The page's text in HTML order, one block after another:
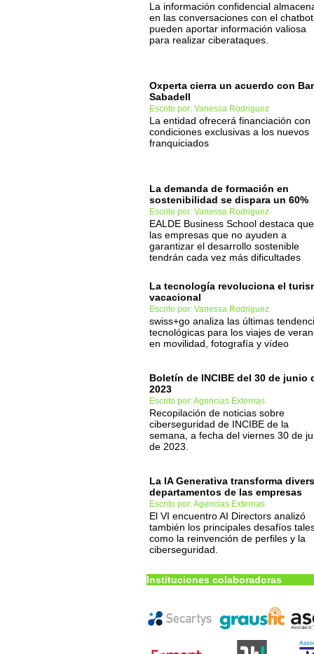
La información confidencial
en las conversaciones con el chatbot
pueden aportar información valiosa
para realizar ciberataques.
Oxperta cierra un acuerdo con
Sabadell
Escrito por: Vanessa Rodriguez
La entidad ofrecerá financiación con
condiciones exclusivas a los nuevos
franquiciados
La demanda de formación en
sostenibilidad se dispara un 60%
Escrito por: Vanessa Rodriguez
EALDE Business School destaca que
las empresas que no ayuden a
garantizar el desarrollo sostenible
tendrán cada vez más dificultades
La tecnología revoluciona el
vacacional
Escrito por: Vanessa Rodriguez
swiss+go analiza las últimas
tecnológicas para los viajes de
en movilidad, fotografía y vídeo
Boletín de INCIBE del 30 de junio
2023
Escrito por: Agencias Externas
Recopilación de noticias sobre
ciberseguridad de INCIBE de la
semana, a fecha del viernes 30 de
de 2023.
La IA Generativa transforma
departamentos de las empresas
Escrito por: Agencias Externas
El VI encuentro AI Directors analizó
también los principales desafíos
como la reinvención de perfiles y la
ciberseguridad.
Instituciones colaboradoras